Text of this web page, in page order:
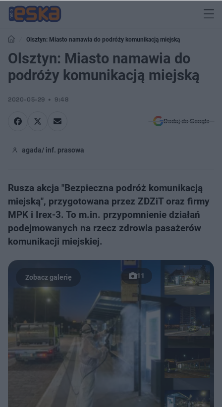
Olsztyn: Miasto namawia do podróży komunikacją miejską
Olsztyn: Miasto namawia do
podróży komunikacją miejską
2020-05-29 9:48
Dodaj do Google
agada/ inf. prasowa
Rusza akcja "Bezpieczna podróż komunikacją
miejską", przygotowana przez ZDZiT oraz firmy
MPK i Irex-3. To m.in. przypomnienie działań
podejmowanych na rzecz zdrowia pasażerów
komunikacji miejskiej.
11